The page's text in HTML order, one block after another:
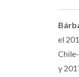
el
y